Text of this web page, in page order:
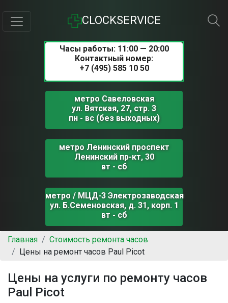
CLOCKSERVICE
Часы работы: 11:00 — 20:00
Контактный номер:
+7 (495) 585 10 50
метро Савеловская
ул. Вятская, 27, стр. 3
пн - вс (без выходных)
метро Ленинский проспект
Ленинский пр-кт, 30
вт - сб
метро / МЦД-3 Электрозаводская
ул. Б.Семеновская, д. 31, корп. 1
вт - сб
Главная
Стоимость ремонта часов
Цены на ремонт часов Paul Picot
Цены на услуги по ремонту часов
Paul Picot